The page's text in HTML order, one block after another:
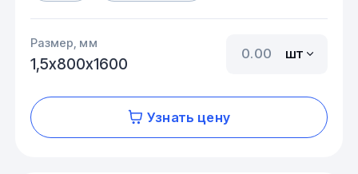
Размер, мм
1,5х800х1600
шт
Узнать цену